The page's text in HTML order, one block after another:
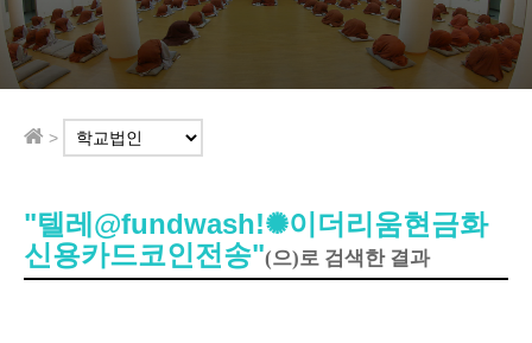
>
"텔레@fundwashǃ✺이더리움현금화
신용카드코인전송"(으)로 검색한 결과